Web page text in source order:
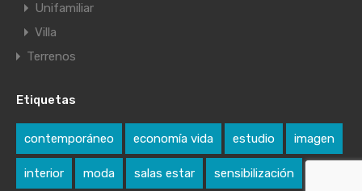
Unifamiliar
Villa
Terrenos
Etiquetas
contemporáneo economía vida estudio imagen
interior moda salas estar sensibilización